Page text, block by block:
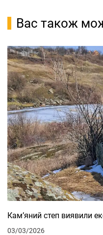
Вас також
Кам’яний степ виявили
03/03/2026